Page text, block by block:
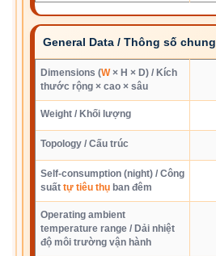
General Data / Thông số chung
Dimensions (W× H × D) / Kích
thước rộng × cao × sâu
Weight / Khối lượng
Topology / Cấu trúc
Self-consumption (night) / Công
suất tự tiêu thụban đêm
Operating ambient
temperature range / Dải nhiệt
độ môi trường vận hành